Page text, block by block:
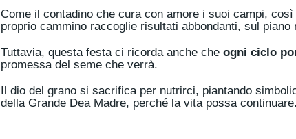
Come il contadino che cura con amore i suoi campi,
proprio cammino raccoglie risultati abbondanti, sul piano
Tuttavia, questa festa ci ricorda anche che ogni ciclo
promessa del seme che verrà.
Il dio del grano si sacrifica per nutrirci, piantando
della Grande Dea Madre, perché la vita possa continuare.